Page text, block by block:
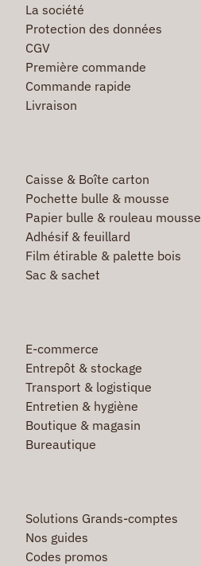
La société
Protection des données
CGV
Première commande
Commande rapide
Livraison
Caisse & Boîte carton
Pochette bulle & mousse
Papier bulle & rouleau mousse
Adhésif & feuillard
Film étirable & palette bois
Sac & sachet
E-commerce
Entrepôt & stockage
Transport & logistique
Entretien & hygiène
Boutique & magasin
Bureautique
Solutions Grands-comptes
Nos guides
Codes promos